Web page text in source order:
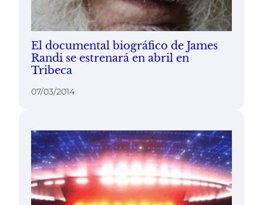
El documental biográfico de James
Randi se estrenará en abril en
Tribeca
07/03/2014